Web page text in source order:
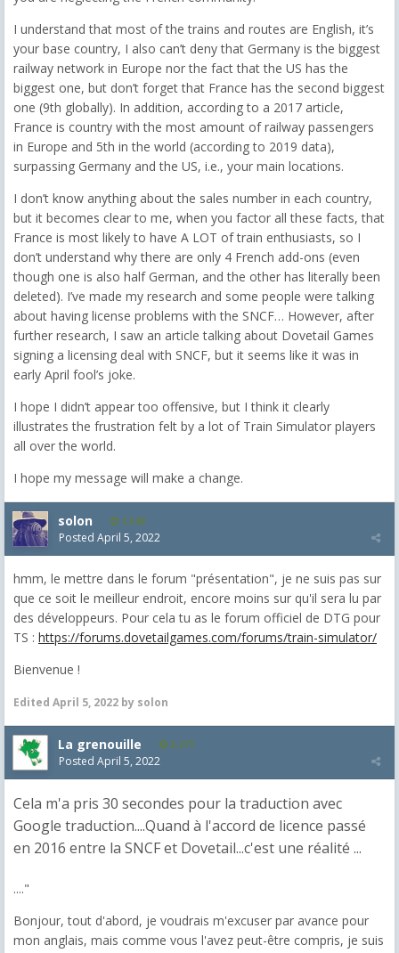
I understand that most of the trains and routes are English, it’s
your base country, I also can’t deny that Germany is the biggest
railway network in Europe nor the fact that the US has the
biggest one, but don’t forget that France has the second biggest
one (9th globally). In addition, according to a 2017 article,
France is country with the most amount of railway passengers
in Europe and 5th in the world (according to 2019 data),
surpassing Germany and the US, i.e., your main locations.
I don’t know anything about the sales number in each country,
but it becomes clear to me, when you factor all these facts, that
France is most likely to have A LOT of train enthusiasts, so I
don’t understand why there are only 4 French add-ons (even
though one is also half German, and the other has literally been
deleted). I’ve made my research and some people were talking
about having license problems with the SNCF… However, after
further research, I saw an article talking about Dovetail Games
signing a licensing deal with SNCF, but it seems like it was in
early April fool’s joke.
I hope I didn’t appear too offensive, but I think it clearly
illustrates the frustration felt by a lot of Train Simulator players
all over the world.
I hope my message will make a change.
solon 1,548
Posted April 5, 2022
hmm, le mettre dans le forum "présentation", je ne suis pas sur
que ce soit le meilleur endroit, encore moins sur qu'il sera lu par
des développeurs. Pour cela tu as le forum officiel de DTG pour
TS : https://forums.dovetailgames.com/forums/train-simulator/
Bienvenue !
Edited April 5, 2022 by solon
La grenouille 3,271
Posted April 5, 2022
Cela m'a pris 30 secondes pour la traduction avec
Google traduction....Quand à l'accord de licence passé
en 2016 entre la SNCF et Dovetail...c'est une réalité ...
...."
Bonjour, tout d'abord, je voudrais m'excuser par avance pour
mon anglais, mais comme vous l'avez peut-être compris, je suis